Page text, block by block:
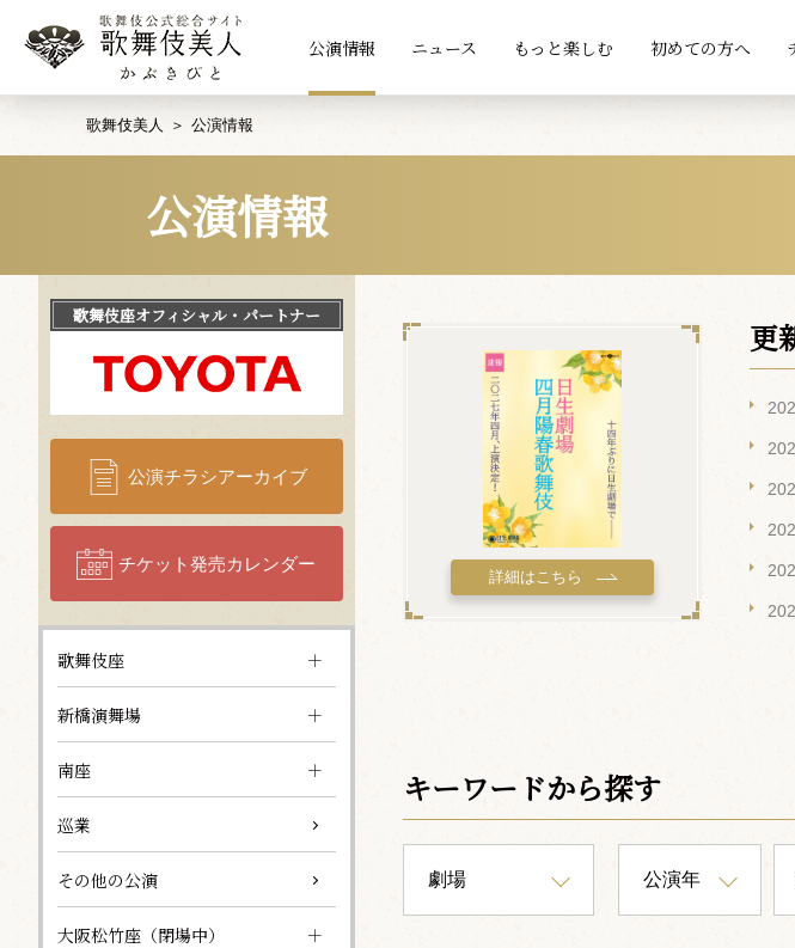
公演情報 ニュース もっと楽しむ 初めての方へ
歌舞伎美人 公演情報
公演情報
更
詳細はこちら
キーワードから探す
歌舞伎座オフィシャル・パートナー
公演チラシアーカイブ
チケット発売カレンダー
歌舞伎座
新橋演舞場
南座
巡業
その他の公演
大阪松竹座（閉場中）